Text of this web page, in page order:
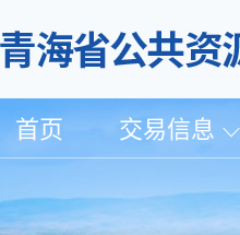
首页 交易信息